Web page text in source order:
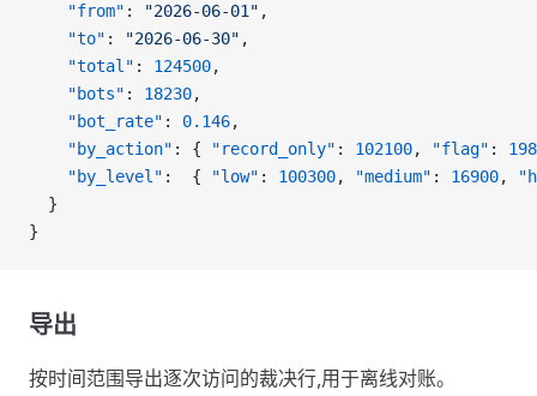
    "from"
: "2026-06-01" ,
    "to"
: "2026-06-30" ,
    "total"
: 124500,
    "bots"
: 18230,
    "bot_rate"
: 0.146,
    "by_action"
: { "record_only" : 102100, "flag" :
    "by_level"
:  { "low" : 100300, "medium" : 16900,
  }
}
导出
按时间范围导出逐次访问的裁决行,用于离线对账。